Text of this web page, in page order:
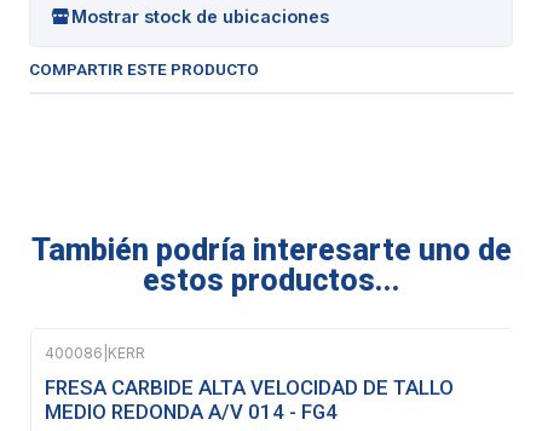
Mostrar stock de ubicaciones
COMPARTIR ESTE PRODUCTO
También podría interesarte uno de
estos productos...
400086 KERR
FRESA CARBIDE ALTA VELOCIDAD DE TALLO
MEDIO REDONDA A/V 014 - FG4